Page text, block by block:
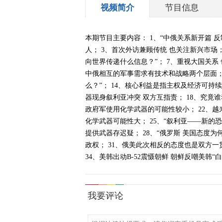
视频简介 节目信息
本期节目主要内容： 1、“中俄关系新开篇
人； 3、首次外访兼顾传统 也关注新兴市场
向世界传递什么信息？”； 7、重视大国关
中俄相互的军事需求有技术和战略两个层面
么？”； 14、核心利益是指主权及经济可持
器现身叙利亚冲突 双方互指责； 18、究竟
政府军使用化学武器的可能性较小； 22、
化学武器可能性大； 25、“叙利亚——新的
提供武器存迟疑； 28、“俄罗斯 美国态度为
政权； 31、俄美此次相反的态度也是双方
34、美韩出动B-52震慑朝鲜 朝鲜反嘲美韩“